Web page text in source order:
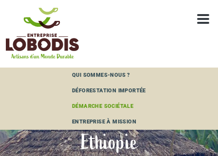
QUI SOMMES-NOUS ?
DÉFORESTATION IMPORTÉE
DÉMARCHE SOCIÉTALE
ENTREPRISE À MISSION
ETHIOPIE
Ethiopie
Panneau de gestion des cookies